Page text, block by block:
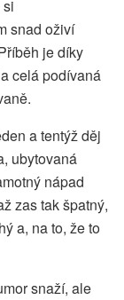
snad oživí
je díky
celá podívaná
a tentýž děj
ubytovaná
nápad
zas tak špatný,
a, na to, že to
snaží, ale